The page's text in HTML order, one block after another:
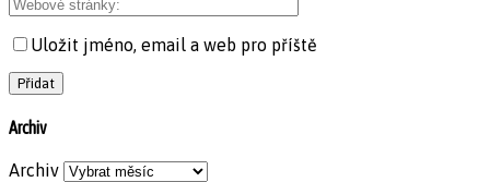
Uložit jméno, email a web pro příště
Archiv
Archiv